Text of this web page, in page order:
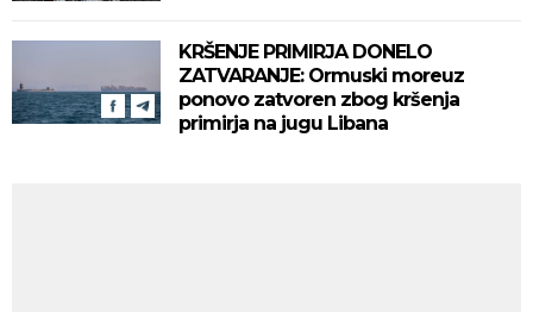
KRŠENJE PRIMIRJA DONELO
ZATVARANJE: Ormuski moreuz
ponovo zatvoren zbog kršenja
primirja na jugu Libana